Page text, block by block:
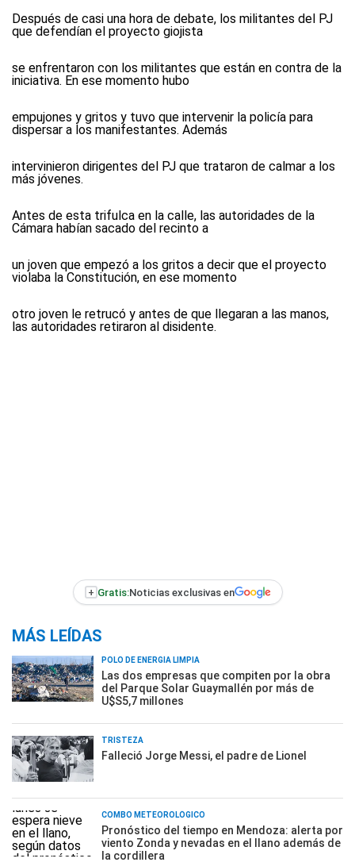
Después de casi una hora de debate, los militantes del PJ
que defendían el proyecto giojista
se enfrentaron con los militantes que están en contra de la
iniciativa. En ese momento hubo
empujones y gritos y tuvo que intervenir la policía para
dispersar a los manifestantes. Además
intervinieron dirigentes del PJ que trataron de calmar a los
más jóvenes.
Antes de esta trifulca en la calle, las autoridades de la
Cámara habían sacado del recinto a
un joven que empezó a los gritos a decir que el proyecto
violaba la Constitución, en ese momento
otro joven le retrucó y antes de que llegaran a las manos,
las autoridades retiraron al disidente.
+ Gratis:Noticias exclusivas en
MÁS LEÍDAS
POLO DE ENERGÍA LIMPIA
Las dos empresas que compiten por la obra
del Parque Solar Guaymallén por más de
U$S5,7 millones
TRISTEZA
Falleció Jorge Messi, el padre de Lionel
COMBO METEOROLÓGICO
Pronóstico del tiempo en Mendoza: alerta por
viento Zonda y nevadas en el llano además de
la cordillera